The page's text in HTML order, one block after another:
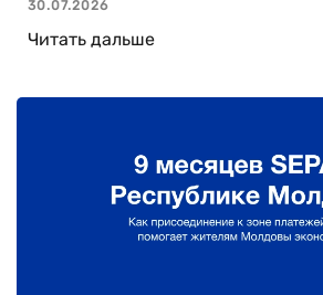
30.07.2026
Читать дальше